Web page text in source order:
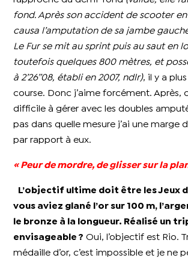
fond. Après son accident de scooter
causa l’amputation de sa jambe
Le Fur se mit au sprint puis au saut en
toutefois quelques 800 mètres, et
à 2’26’’08, établi en 2007, ndlr), il y a
course. Donc j’aime forcément. Après,
difficile à gérer avec les doubles
pas dans quelle mesure j’ai une marge
par rapport à eux.
« Peur de mordre, de glisser sur la
L’objectif ultime doit être les Jeux
vous aviez glané l’or sur 100 m,
le bronze à la longueur. Réalisé un
envisageable ? Oui, l’objectif est Rio.
médaille d’or, c’est impossible et je ne